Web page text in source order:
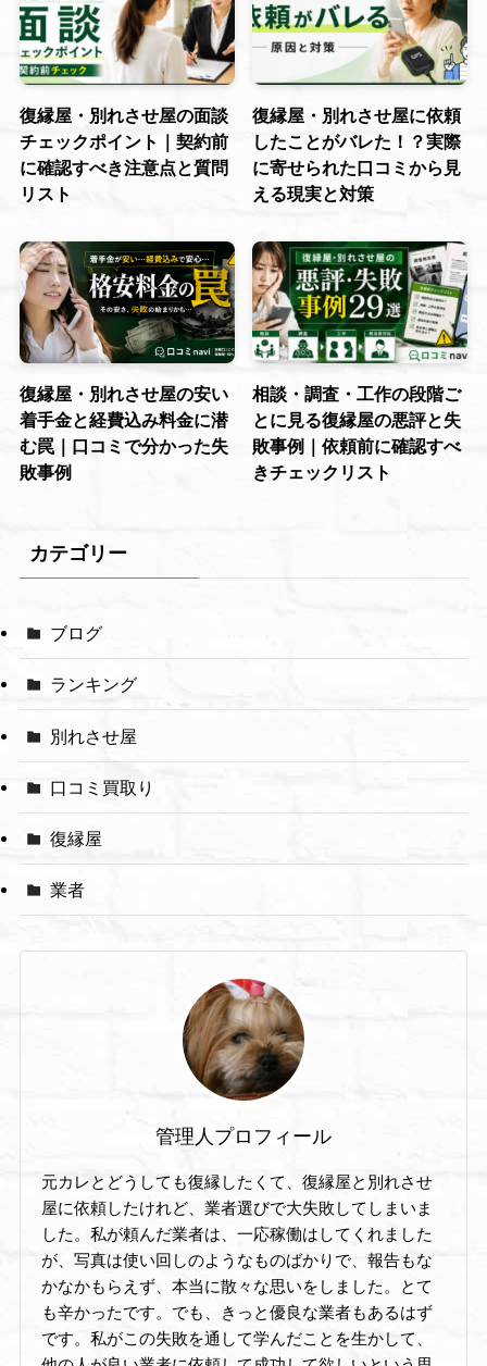
復縁屋・別れさせ屋の面談
チェックポイント｜契約前
に確認すべき注意点と質問
リスト
復縁屋・別れさせ屋に依頼
したことがバレた！？実際
に寄せられた口コミから見
える現実と対策
復縁屋・別れさせ屋の安い
着手金と経費込み料金に潜
む罠｜口コミで分かった失
敗事例
相談・調査・工作の段階ご
とに見る復縁屋の悪評と失
敗事例｜依頼前に確認すべ
きチェックリスト
カテゴリー
ブログ
ランキング
別れさせ屋
口コミ買取り
復縁屋
業者
管理人プロフィール
元カレとどうしても復縁したくて、復縁屋と別れさせ
屋に依頼したけれど、業者選びで大失敗してしまいま
した。私が頼んだ業者は、一応稼働はしてくれました
が、写真は使い回しのようなものばかりで、報告もな
かなかもらえず、本当に散々な思いをしました。とて
も辛かったです。でも、きっと優良な業者もあるはず
です。私がこの失敗を通して学んだことを生かして、